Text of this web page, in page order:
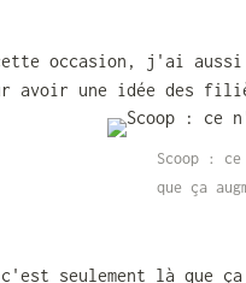
occasion, j'ai aussi
avoir une idée des
Scoop :
que ça
seulement là que